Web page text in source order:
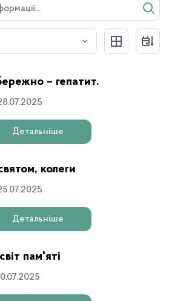
– гепатит.
Детальніше
колеги
Детальніше
пам'яті